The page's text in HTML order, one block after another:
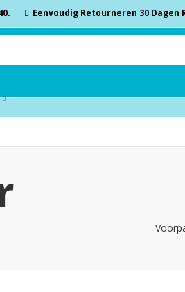
Eenvoudig Retourneren 30 Dagen